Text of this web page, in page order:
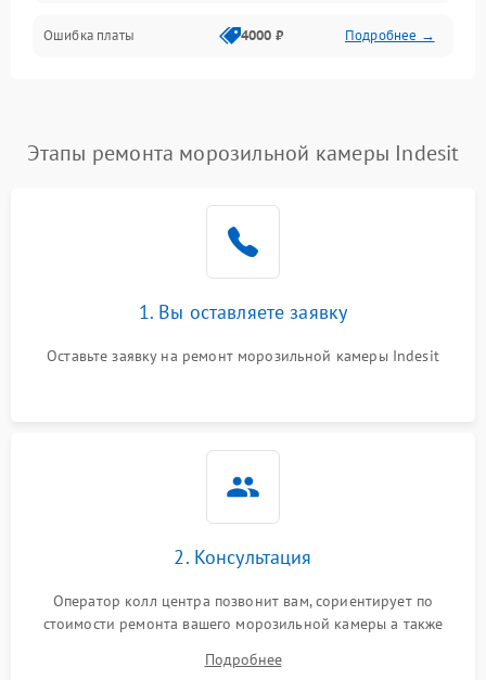
Ошибка платы 4000 ₽ Подробнее →
Этапы ремонта морозильной камеры Indesit
1. Вы оставляете заявку
Оставьте заявку на ремонт морозильной камеры Indesit
2. Консультация
Оператор колл центра позвонит вам, сориентирует по
стоимости ремонта вашего морозильной камеры а также
Подробнее